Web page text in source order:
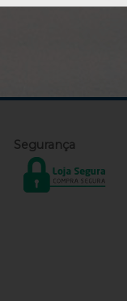
Segurança